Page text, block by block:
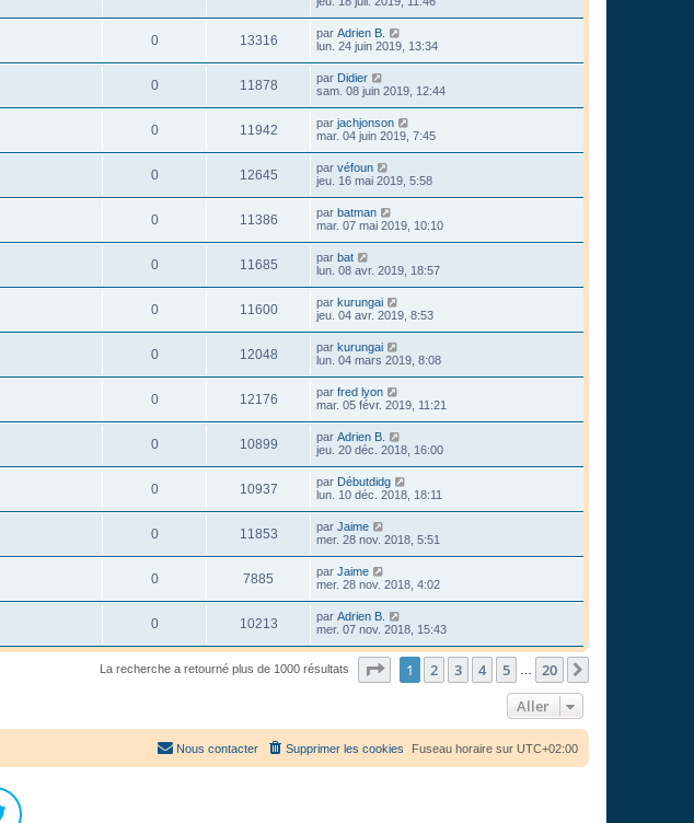
0 13316 par Adrien B.
lun. 24 juin 2019, 13:34
0 11878 par Didier
sam. 08 juin 2019, 12:44
0 11942 par jachjonson
mar. 04 juin 2019, 7:45
0 12645 par véfoun
jeu. 16 mai 2019, 5:58
0 11386 par batman
mar. 07 mai 2019, 10:10
0 11685 par bat
lun. 08 avr. 2019, 18:57
0 11600 par kurungai
jeu. 04 avr. 2019, 8:53
0 12048 par kurungai
lun. 04 mars 2019, 8:08
0 12176 par fred lyon
mar. 05 févr. 2019, 11:21
0 10899 par Adrien B.
jeu. 20 déc. 2018, 16:00
0 10937 par Débutdidg
lun. 10 déc. 2018, 18:11
0 11853 par Jaime
mer. 28 nov. 2018, 5:51
0 7885 par Jaime
mer. 28 nov. 2018, 4:02
0 10213 par Adrien B.
mer. 07 nov. 2018, 15:43
La recherche a retourné plus de 1000 résultats Page sur20
1 2 3 4 5 20
Aller
Fuseau horaire sur UTC+02:00
Supprimer les cookies
Nous contacter